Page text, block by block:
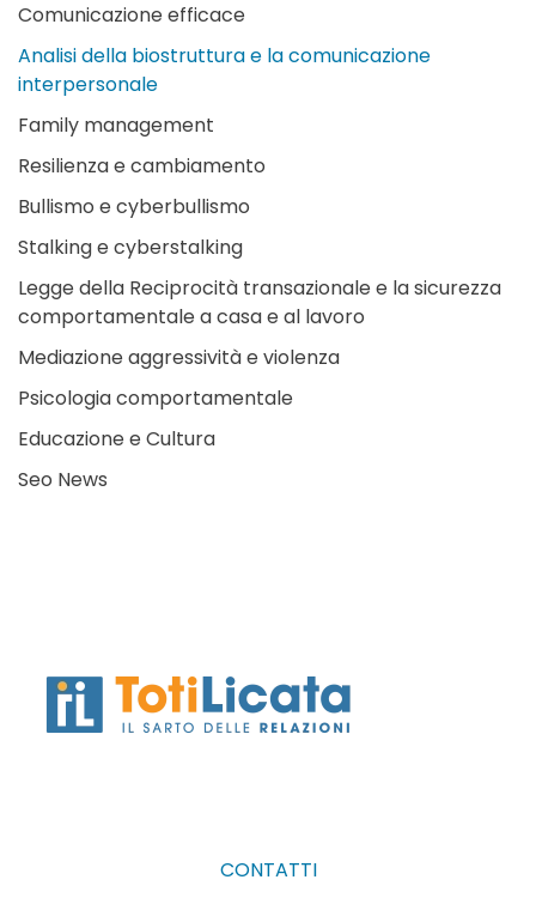
Comunicazione efficace
Analisi della biostruttura e la comunicazione
interpersonale
Family management
Resilienza e cambiamento
Bullismo e cyberbullismo
Stalking e cyberstalking
Legge della Reciprocità transazionale e la sicurezza
comportamentale a casa e al lavoro
Mediazione aggressività e violenza
Psicologia comportamentale
Educazione e Cultura
Seo News
CONTATTI